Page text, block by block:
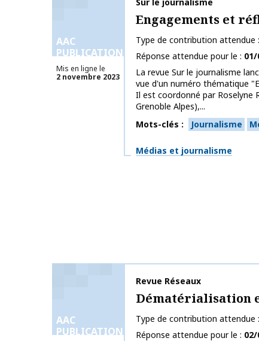
AAC
PUBLICATIONS
Mis en ligne le
2 novembre 2023
Engagements et
Type de contribution attendue
Réponse attendue pour le
La revue Sur le journalisme
vue d'un numéro thématique
Il est coordonné par Roselyne
Grenoble Alpes),...
Mots-clés
Journalisme
Thématiques
Médias et journalisme
AAC
PUBLICATIONS
Nom de la publication
Revue Réseaux
Dématérialisation
Type de contribution attendue
Réponse attendue pour le